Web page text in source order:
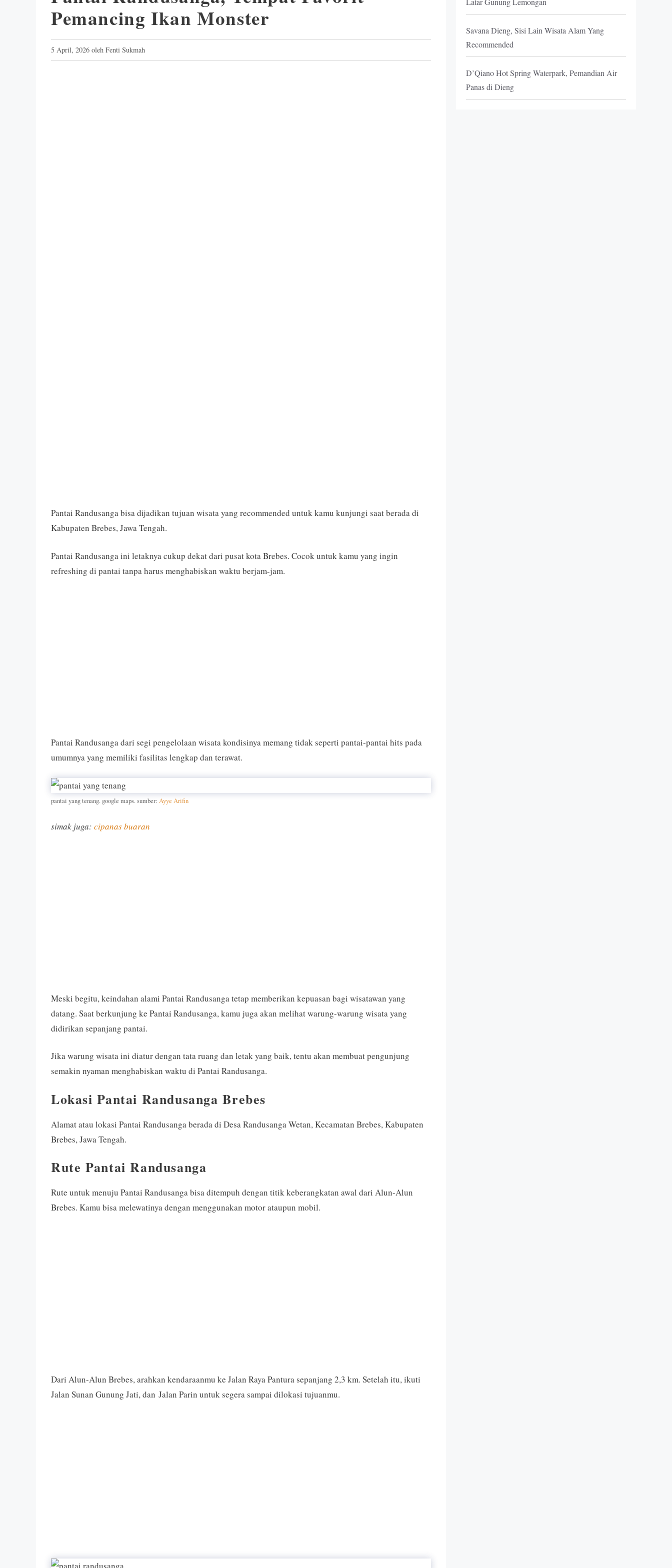
Pemancing Ikan Monster
5 April, 2026 oleh Fenti Sukmah
Pantai Randusanga bisa dijadikan tujuan wisata yang recommended untuk kamu kunjungi saat berada di
Kabupaten Brebes, Jawa Tengah.
Pantai Randusanga ini letaknya cukup dekat dari pusat kota Brebes. Cocok untuk kamu yang ingin
refreshing di pantai tanpa harus menghabiskan waktu berjam-jam.
Pantai Randusanga dari segi pengelolaan wisata kondisinya memang tidak seperti pantai-pantai hits pada
umumnya yang memiliki fasilitas lengkap dan terawat.
pantai yang tenang. google maps. sumber: Ayye Arifin
simak juga: cipanas buaran
Meski begitu, keindahan alami Pantai Randusanga tetap memberikan kepuasan bagi wisatawan yang
datang. Saat berkunjung ke Pantai Randusanga, kamu juga akan melihat warung-warung wisata yang
didirikan sepanjang pantai.
Jika warung wisata ini diatur dengan tata ruang dan letak yang baik, tentu akan membuat pengunjung
semakin nyaman menghabiskan waktu di Pantai Randusanga.
Lokasi Pantai Randusanga Brebes
Alamat atau lokasi Pantai Randusanga berada di Desa Randusanga Wetan, Kecamatan Brebes, Kabupaten
Brebes, Jawa Tengah.
Rute Pantai Randusanga
Rute untuk menuju Pantai Randusanga bisa ditempuh dengan titik keberangkatan awal dari Alun-Alun
Brebes. Kamu bisa melewatinya dengan menggunakan motor ataupun mobil.
Dari Alun-Alun Brebes, arahkan kendaraanmu ke Jalan Raya Pantura sepanjang 2,3 km. Setelah itu, ikuti
Jalan Sunan Gunung Jati, dan Jalan Parin untuk segera sampai dilokasi tujuanmu.
Savana Dieng, Sisi Lain Wisata Alam Yang
Recommended
D’Qiano Hot Spring Waterpark, Pemandian Air
Panas di Dieng